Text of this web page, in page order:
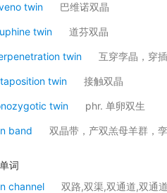
twin 巴维诺双晶
twin 道芬双晶
twin 互穿孪晶，穿
twin 接触双晶
twin phr. 单卵双生
band 双晶带，产双羔母羊群，
词
channel
双路,双渠,双通道,双通